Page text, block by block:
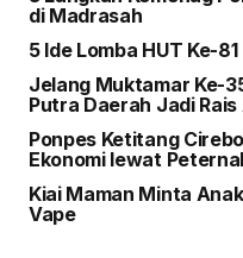
di Madrasah
5 Ide Lomba HUT Ke-
Jelang Muktamar Ke-
Putra Daerah Jadi Rais
Ponpes Ketitang
Ekonomi lewat
Kiai Maman Minta
Vape